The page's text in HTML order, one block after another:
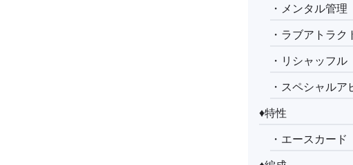
・メンタル管理
・ラブアトラク
・リシャッフル
・スペシャルア
♦︎特性
・エースカード